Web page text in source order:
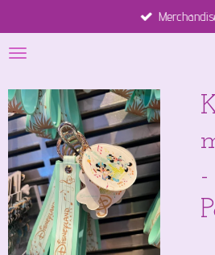
direct
naar
hoofdinhoud
Merchandise